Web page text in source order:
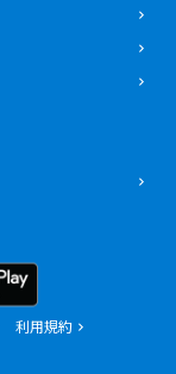
利用規約